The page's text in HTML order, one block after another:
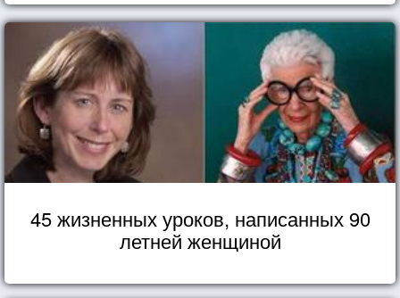
45 жизненных уроков, написанных 90
летней женщиной